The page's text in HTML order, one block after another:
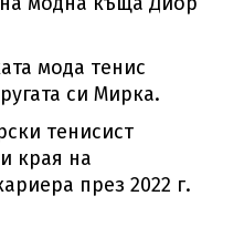
мода тенис
си Мирка.
тенисист
края на
през 2022 г.